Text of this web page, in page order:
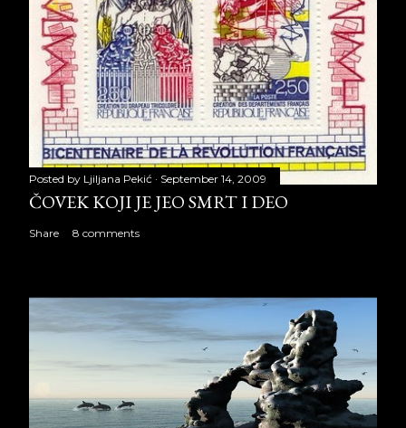
Posted by Ljiljana Pekić September 14, 2009
ČOVEK KOJI JE JEO SMRT I DEO
Share 8 comments